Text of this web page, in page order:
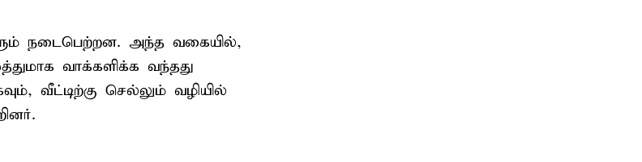
நடைபெற்றன. அந்த வகையில்,
வாக்களிக்க வந்தது
வீட்டிற்கு செல்லும் வழியில்